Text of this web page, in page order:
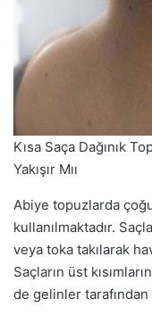
Kısa Saça Dağınık
Yakışır Mıı
Abiye topuzlarda
kullanılmaktadır.
veya toka takılarak
Saçların üst
de gelinler tarafından